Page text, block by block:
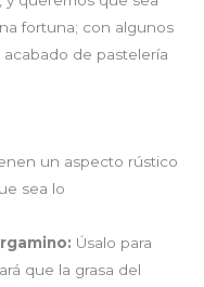
fortuna; con algunos
de pastelería
un aspecto rústico
sea lo
Úsalo para
que la grasa del